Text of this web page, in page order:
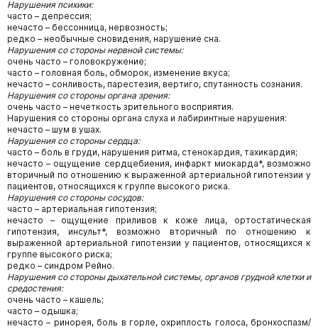
Нарушения психики:
часто – депрессия;
нечасто – бессонница, нервозность;
редко – необычные сновидения, нарушение сна.
Нарушения со стороны нервной системы:
очень часто – головокружение;
часто – головная боль, обморок, изменение вкуса;
нечасто – сонливость, парестезия, вертиго, спутанность сознания.
Нарушения со стороны органа зрения:
очень часто – нечеткость зрительного восприятия.
Нарушения со стороны органа слуха и лабиринтные нарушения:
нечасто – шум в ушах.
Нарушения со стороны сердца:
часто – боль в груди, нарушения ритма, стенокардия, тахикардия;
нечасто – ощущение сердцебиения, инфаркт миокарда*, возможно
вторичный по отношению к выраженной артериальной гипотензии у
пациентов, относящихся к группе высокого риска.
Нарушения со стороны сосудов:
часто – артериальная гипотензия;
нечасто – ощущение приливов к коже лица, ортостатическая
гипотензия, инсульт*, возможно вторичный по отношению к
выраженной артериальной гипотензии у пациентов, относящихся к
группе высокого риска;
редко – синдром Рейно.
Нарушения со стороны дыхательной системы, органов грудной клетки и
средостения:
очень часто – кашель;
часто – одышка;
нечасто – ринорея, боль в горле, охриплость голоса, бронхоспазм/